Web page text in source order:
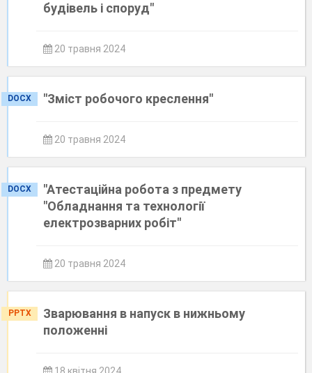
будівель і споруд"
20 травня 2024
DOCX "Зміст робочого креслення"
20 травня 2024
DOCX
"Атестаційна робота з предмету
"Обладнання та технології
електрозварних робіт"
20 травня 2024
PPTX
Зварювання в напуск в нижньому
положенні